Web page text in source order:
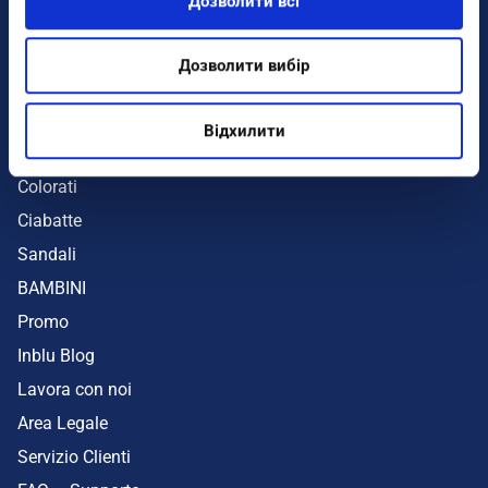
Дозволити вибір
Відхилити
UOMO
Colorati
Ciabatte
Sandali
BAMBINI
Promo
Inblu Blog
Lavora con noi
Area Legale
Servizio Clienti